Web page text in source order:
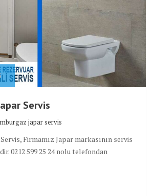
Servis
japar servis
Firmamız Japar markasının servis
0212 599 25 24 nolu telefondan